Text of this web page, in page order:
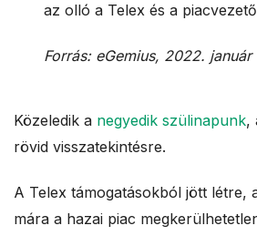
az olló a Telex és a
Forrás: eGemius, 2022.
Közeledik a negyedik szülinapunk,
rövid visszatekintésre.
A Telex támogatásokból jött létre,
mára a hazai piac